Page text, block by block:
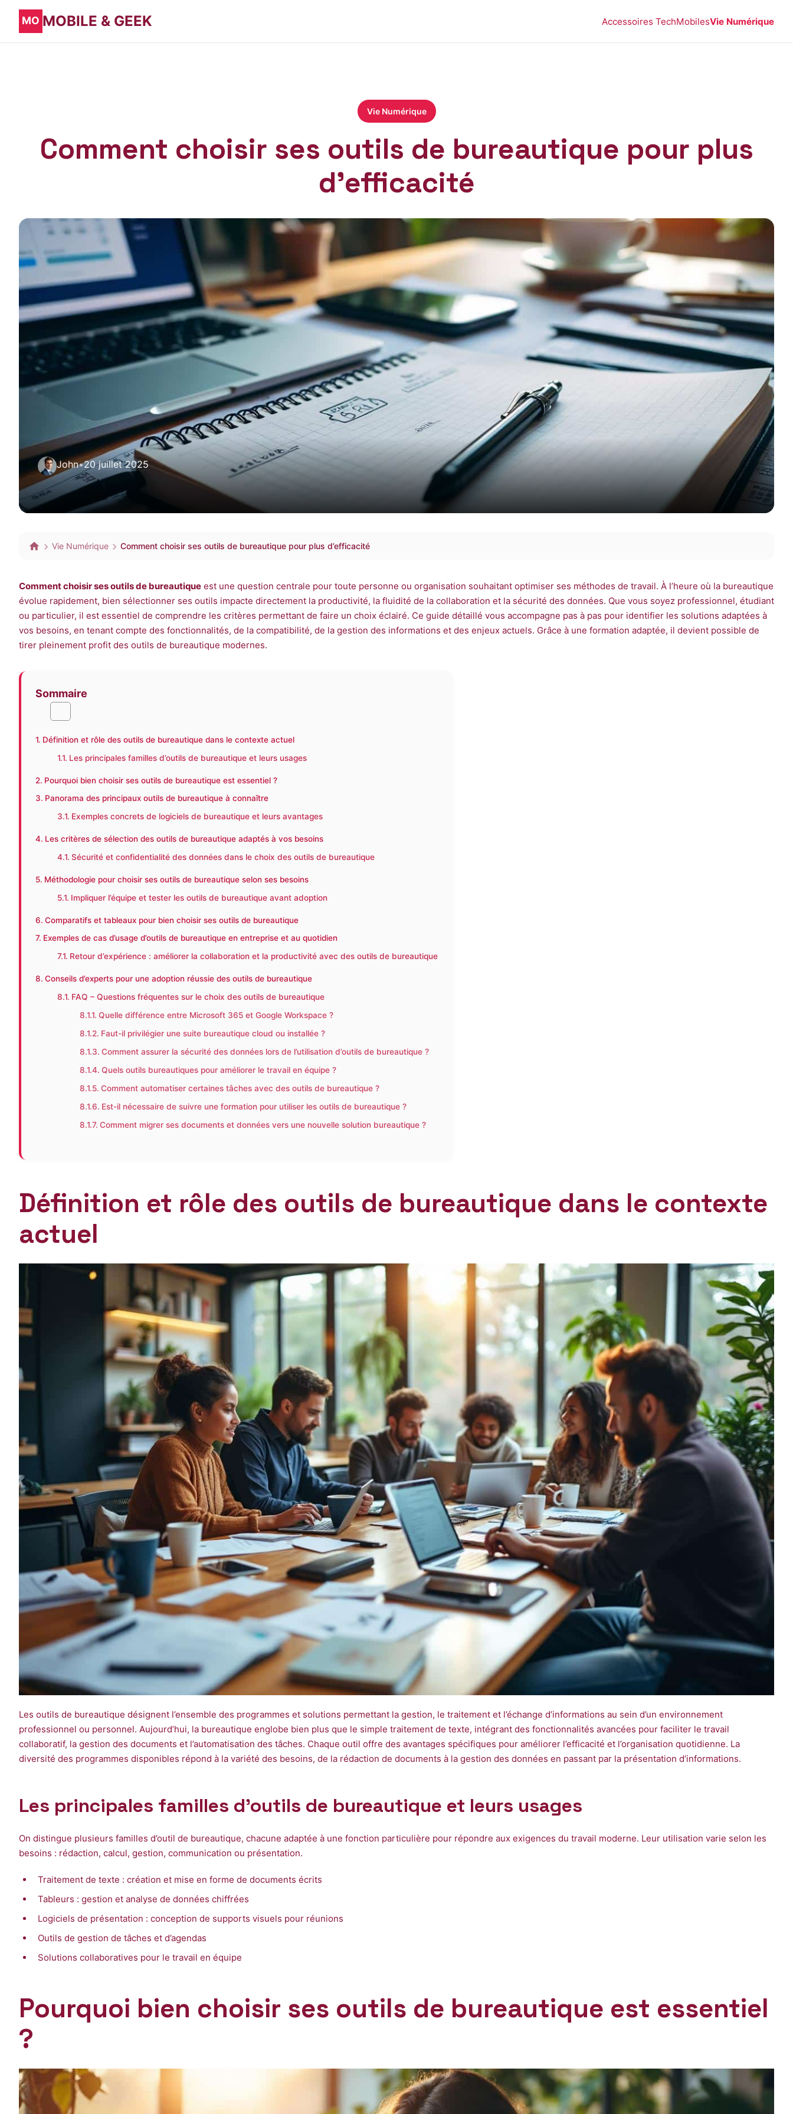
MOBILE & GEEK Accessoires TechMobilesVie Numérique
Vie Numérique
Comment choisir ses outils de bureautique pour plus
d’efficacité
John•20 juillet 2025
Vie Numérique Comment choisir ses outils de bureautique pour plus d’efficacité
Comment choisir ses outils de bureautique est une question centrale pour toute personne ou organisation souhaitant optimiser ses méthodes de travail. À l’heure où la bureautique
évolue rapidement, bien sélectionner ses outils impacte directement la productivité, la fluidité de la collaboration et la sécurité des données. Que vous soyez professionnel, étudiant
ou particulier, il est essentiel de comprendre les critères permettant de faire un choix éclairé. Ce guide détaillé vous accompagne pas à pas pour identifier les solutions adaptées à
vos besoins, en tenant compte des fonctionnalités, de la compatibilité, de la gestion des informations et des enjeux actuels. Grâce à une formation adaptée, il devient possible de
tirer pleinement profit des outils de bureautique modernes.
Sommaire
Définition et rôle des outils de bureautique dans le contexte actuel
Les principales familles d’outils de bureautique et leurs usages
Pourquoi bien choisir ses outils de bureautique est essentiel ?
Panorama des principaux outils de bureautique à connaître
Exemples concrets de logiciels de bureautique et leurs avantages
Les critères de sélection des outils de bureautique adaptés à vos besoins
Sécurité et confidentialité des données dans le choix des outils de bureautique
Méthodologie pour choisir ses outils de bureautique selon ses besoins
Impliquer l’équipe et tester les outils de bureautique avant adoption
Comparatifs et tableaux pour bien choisir ses outils de bureautique
Exemples de cas d’usage d’outils de bureautique en entreprise et au quotidien
Retour d’expérience : améliorer la collaboration et la productivité avec des outils de bureautique
Conseils d’experts pour une adoption réussie des outils de bureautique
FAQ – Questions fréquentes sur le choix des outils de bureautique
Quelle différence entre Microsoft 365 et Google Workspace ?
Faut-il privilégier une suite bureautique cloud ou installée ?
Comment assurer la sécurité des données lors de l’utilisation d’outils de bureautique ?
Quels outils bureautiques pour améliorer le travail en équipe ?
Comment automatiser certaines tâches avec des outils de bureautique ?
Est-il nécessaire de suivre une formation pour utiliser les outils de bureautique ?
Comment migrer ses documents et données vers une nouvelle solution bureautique ?
Définition et rôle des outils de bureautique dans le contexte
actuel
Les outils de bureautique désignent l’ensemble des programmes et solutions permettant la gestion, le traitement et l’échange d’informations au sein d’un environnement
professionnel ou personnel. Aujourd’hui, la bureautique englobe bien plus que le simple traitement de texte, intégrant des fonctionnalités avancées pour faciliter le travail
collaboratif, la gestion des documents et l’automatisation des tâches. Chaque outil offre des avantages spécifiques pour améliorer l’efficacité et l’organisation quotidienne. La
diversité des programmes disponibles répond à la variété des besoins, de la rédaction de documents à la gestion des données en passant par la présentation d’informations.
Les principales familles d’outils de bureautique et leurs usages
On distingue plusieurs familles d’outil de bureautique, chacune adaptée à une fonction particulière pour répondre aux exigences du travail moderne. Leur utilisation varie selon les
besoins : rédaction, calcul, gestion, communication ou présentation.
Traitement de texte : création et mise en forme de documents écrits
Tableurs : gestion et analyse de données chiffrées
Logiciels de présentation : conception de supports visuels pour réunions
Outils de gestion de tâches et d’agendas
Solutions collaboratives pour le travail en équipe
Pourquoi bien choisir ses outils de bureautique est essentiel
?